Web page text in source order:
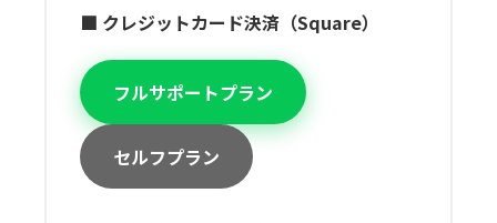
■ クレジットカード決済（Square）
フルサポートプラン
セルフプラン